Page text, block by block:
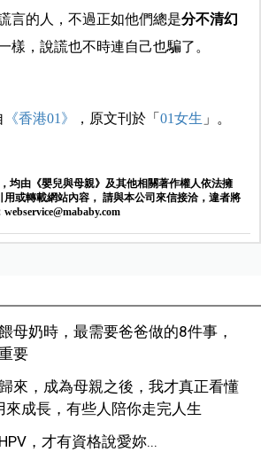
言的人，不過正如他們總是分不清幻
樣，說謊也不時連自己也騙了。
《香港01》 ，原文刊於「 01女生 」。
均由《嬰兒與母親》及其他相關著作權人依法擁
用或轉載網站內容， 請與本公司來信接洽，違者將
webservice@mababy.com
母奶時，最需要爸爸做的8件事，
要
來，成為母親之後，我才真正看懂
成長，有些人陪你走完人生
，才有資格說愛妳...